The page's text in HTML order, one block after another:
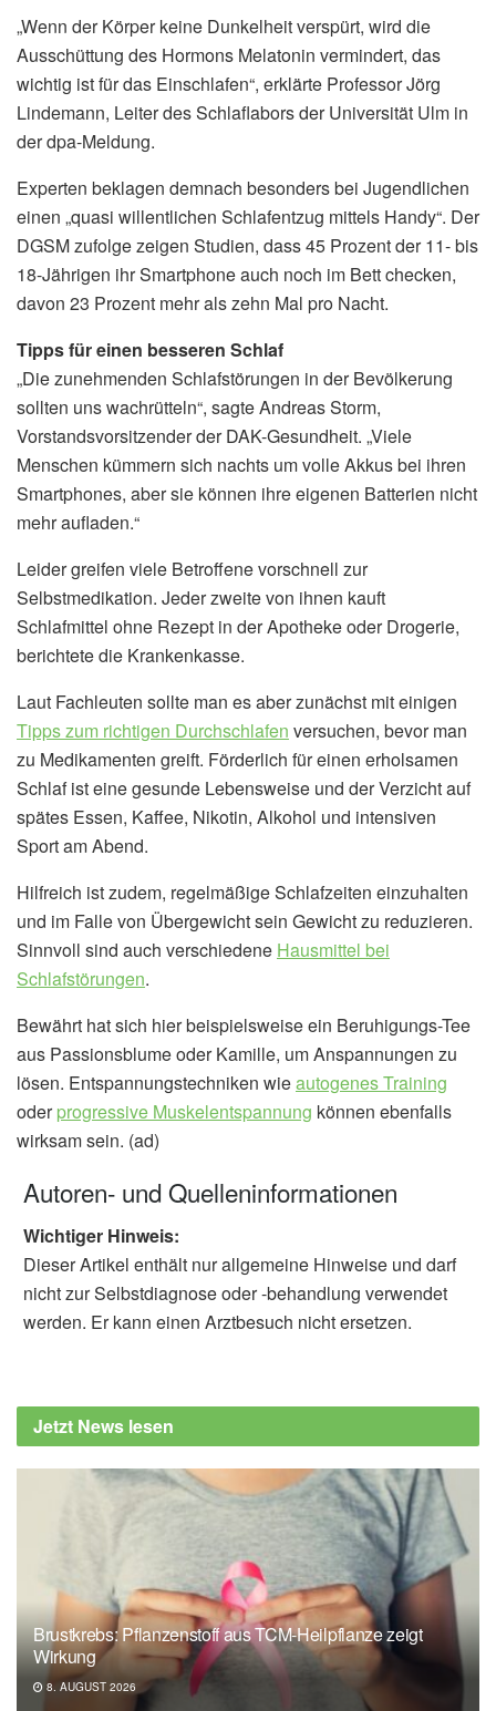
„Wenn der Körper keine Dunkelheit verspürt, wird die
Ausschüttung des Hormons Melatonin vermindert, das
wichtig ist für das Einschlafen“, erklärte Professor Jörg
Lindemann, Leiter des Schlaflabors der Universität Ulm in
der dpa-Meldung.
Experten beklagen demnach besonders bei Jugendlichen
einen „quasi willentlichen Schlafentzug mittels Handy“. Der
DGSM zufolge zeigen Studien, dass 45 Prozent der 11- bis
18-Jährigen ihr Smartphone auch noch im Bett checken,
davon 23 Prozent mehr als zehn Mal pro Nacht.
Tipps für einen besseren Schlaf
„Die zunehmenden Schlafstörungen in der Bevölkerung
sollten uns wachrütteln“, sagte Andreas Storm,
Vorstandsvorsitzender der DAK-Gesundheit. „Viele
Menschen kümmern sich nachts um volle Akkus bei ihren
Smartphones, aber sie können ihre eigenen Batterien nicht
mehr aufladen.“
Leider greifen viele Betroffene vorschnell zur
Selbstmedikation. Jeder zweite von ihnen kauft
Schlafmittel ohne Rezept in der Apotheke oder Drogerie,
berichtete die Krankenkasse.
Laut Fachleuten sollte man es aber zunächst mit einigen
Tipps zum richtigen Durchschlafen versuchen, bevor man
zu Medikamenten greift. Förderlich für einen erholsamen
Schlaf ist eine gesunde Lebensweise und der Verzicht auf
spätes Essen, Kaffee, Nikotin, Alkohol und intensiven
Sport am Abend.
Hilfreich ist zudem, regelmäßige Schlafzeiten einzuhalten
und im Falle von Übergewicht sein Gewicht zu reduzieren.
Sinnvoll sind auch verschiedene Hausmittel bei
Schlafstörungen.
Bewährt hat sich hier beispielsweise ein Beruhigungs-Tee
aus Passionsblume oder Kamille, um Anspannungen zu
lösen. Entspannungstechniken wieautogenes Training
oderprogressive Muskelentspannung können ebenfalls
wirksam sein. (ad)
Autoren- und Quelleninformationen
Wichtiger Hinweis:
Dieser Artikel enthält nur allgemeine Hinweise und darf
nicht zur Selbstdiagnose oder -behandlung verwendet
werden. Er kann einen Arztbesuch nicht ersetzen.
Jetzt News lesen
Brustkrebs: Pflanzenstoff aus TCM-Heilpflanze zeigt
Wirkung
8. AUGUST 2026